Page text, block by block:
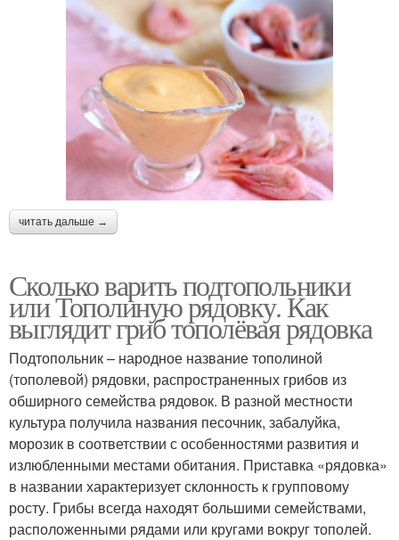
читать дальше →
Сколько варить подтопольники
или Тополиную рядовку. Как
выглядит гриб тополёвая рядовка
Подтопольник – народное название тополиной
(тополевой) рядовки, распространенных грибов из
обширного семейства рядовок. В разной местности
культура получила названия песочник, забалуйка,
морозик в соответствии с особенностями развития и
излюбленными местами обитания. Приставка «рядовка»
в названии характеризует склонность к групповому
росту. Грибы всегда находят большими семействами,
расположенными рядами или кругами вокруг тополей.